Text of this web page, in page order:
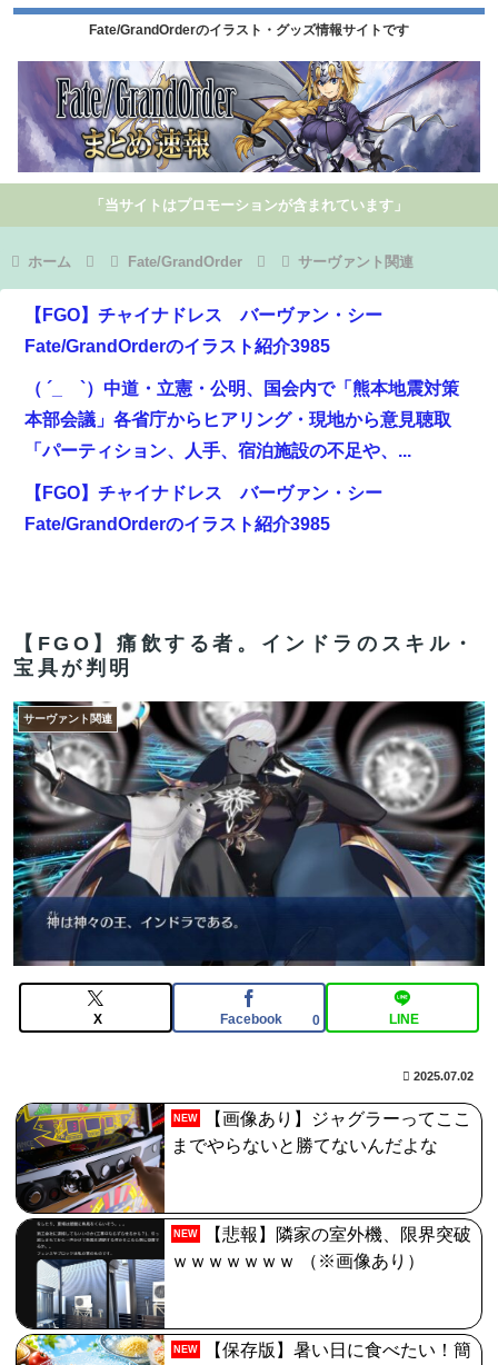
Fate/GrandOrderのイラスト・グッズ情報サイトです
「当サイトはプロモーションが含まれています」
ホーム Fate/GrandOrder サーヴァント関連
【FGO】チャイナドレス バーヴァン・シー
Fate/GrandOrderのイラスト紹介3985
（ ´_ゝ`）中道・立憲・公明、国会内で「熊本地震対策
本部会議」各省庁からヒアリング・現地から意見聴取
「パーティション、人手、宿泊施設の不足や、...
【FGO】チャイナドレス バーヴァン・シー
Fate/GrandOrderのイラスト紹介3985
【FGO】スルトくんは保険に使えたのかね実際
海外「世界で日本を死守するぞ！」 日本の消防署を訪れ
たちびっ子集団が世界をメロメロに
【FGO】まず宇宙進出が霊長譲ることに繋がるのが納得
してない
中国製ルーター20機種にバックドア 外部から完全制御
できる機能が仕込まれていた
【FGO】まず宇宙進出が霊長譲ることに繋がるのが納得
してない
【FGO】スルトくんは保険に使えたのかね実際
【画像】どのくノ一を快楽責めしたいｗｗｗｗｗ
【FGO】痛飲する者。インドラのスキル・
宝具が判明
サーヴァント関連
X Facebook 0 LINE
2025.07.02
NEW
【画像あり】ジャグラーってここ
までやらないと勝てないんだよな
NEW
【悲報】隣家の室外機、限界突破
ｗｗｗｗｗｗｗ （※画像あり）
NEW
【保存版】暑い日に食べたい！簡